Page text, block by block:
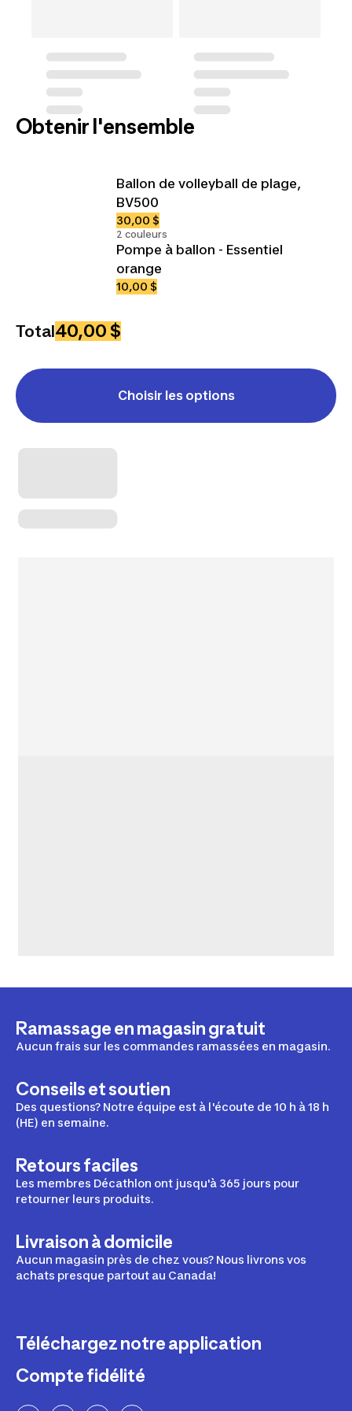
Obtenir l'ensemble
Ballon de volleyball de plage,
BV500
30,00 $
2 couleurs
Pompe à ballon - Essentiel
orange
10,00 $
Total40,00 $
Choisir les options
Ramassage en magasin gratuit
Aucun frais sur les commandes ramassées en magasin.
Conseils et soutien
Des questions? Notre équipe est à l'écoute de 10 h à 18 h
(HE) en semaine.
Retours faciles
Les membres Décathlon ont jusqu'à 365 jours pour
retourner leurs produits.
Livraison à domicile
Aucun magasin près de chez vous? Nous livrons vos
achats presque partout au Canada!
Téléchargez notre application
Compte fidélité